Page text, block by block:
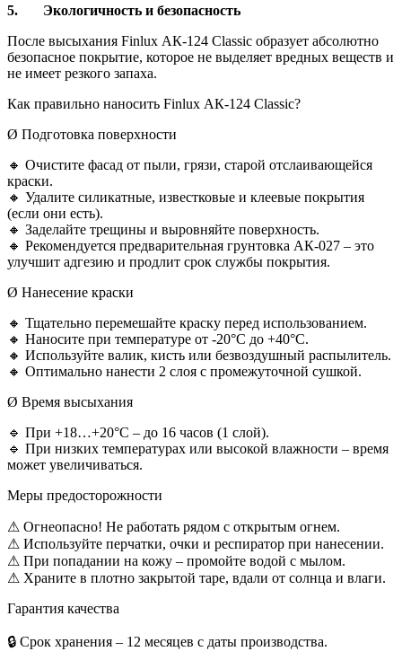
5.
Экологичность и безопасность
После высыхания Finlux АК-124 Classic образует абсолютно
безопасное покрытие, которое не выделяет вредных веществ и
не имеет резкого запаха.
Как правильно наносить Finlux АК-124 Classic?
Ø Подготовка поверхности
🔸 Очистите фасад от пыли, грязи, старой отслаивающейся
краски.
🔸 Удалите силикатные, известковые и клеевые покрытия
(если они есть).
🔸 Заделайте трещины и выровняйте поверхность.
🔸 Рекомендуется предварительная грунтовка АК-027 – это
улучшит адгезию и продлит срок службы покрытия.
Ø Нанесение краски
🔸 Тщательно перемешайте краску перед использованием.
🔸 Наносите при температуре от -20°C до +40°C.
🔸 Используйте валик, кисть или безвоздушный распылитель.
🔸 Оптимально нанести 2 слоя с промежуточной сушкой.
Ø Время высыхания
🔹 При +18…+20°C – до 16 часов (1 слой).
🔹 При низких температурах или высокой влажности – время
может увеличиваться.
Меры предосторожности
⚠ Огнеопасно! Не работать рядом с открытым огнем.
⚠ Используйте перчатки, очки и респиратор при нанесении.
⚠ При попадании на кожу – промойте водой с мылом.
⚠ Храните в плотно закрытой таре, вдали от солнца и влаги.
Гарантия качества
🔒 Срок хранения – 12 месяцев с даты производства.